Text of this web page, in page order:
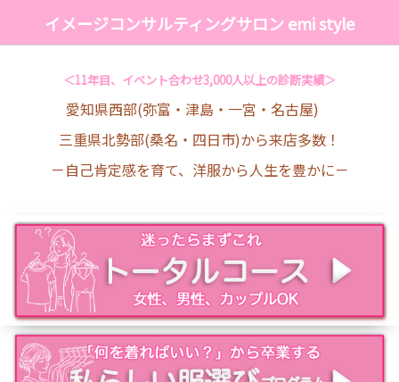
イメージコンサルティングサロン emi style
＜11年目、イベント合わせ3,000人以上の診断実績＞
愛知県西部(弥富・津島・一宮・名古屋)
三重県北勢部(桑名・四日市)から来店多数！
－自己肯定感を育て、洋服から人生を豊かに－